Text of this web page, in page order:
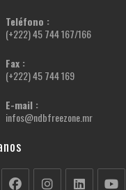
Teléfono :
(+222) 45 744 167/166
Fax :
(+222) 45 744 169
E-mail :
infos@ndbfreezone.mrSe
aplicación